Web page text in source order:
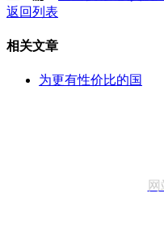
返回列表
相关文章
为更有性价比的国